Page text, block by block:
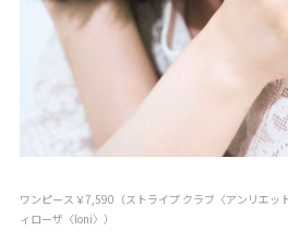
ワンピース￥7,590（ストライプ クラブ〈アンリエッ
ィローザ〈loni〉）